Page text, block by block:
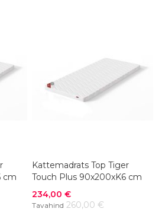
cm
Kattemadrats Top Tiger
Touch Plus 90x200xK6 cm
Soodushind
234,00 €
Tavahind 260,00 €